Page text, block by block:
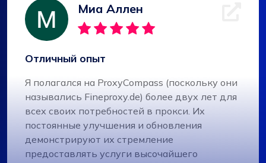
Миа Аллен
Отличный опыт
Я полагался на ProxyCompass (поскольку они
назывались Fineproxy.de) более двух лет для
всех своих потребностей в прокси. Их
постоянные улучшения и обновления
демонстрируют их стремление
предоставлять услуги высочайшего